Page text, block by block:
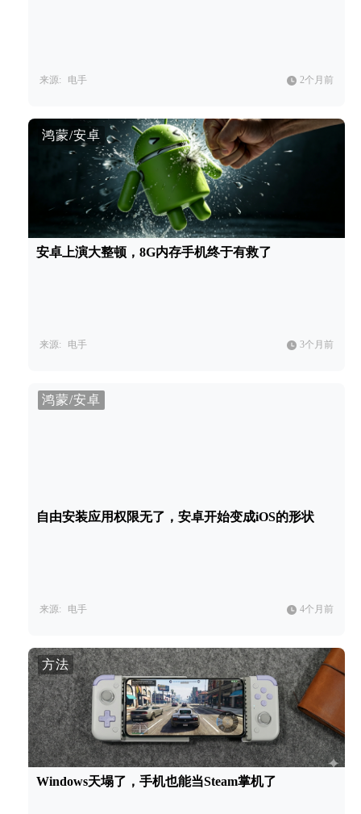
来源: 电手 2个月前
鸿蒙/安卓
安卓上演大整顿，8G内存手机终于有救了
来源: 电手 3个月前
鸿蒙/安卓
自由安装应用权限无了，安卓开始变成iOS的形状
来源: 电手 4个月前
方法
Windows天塌了，手机也能当Steam掌机了